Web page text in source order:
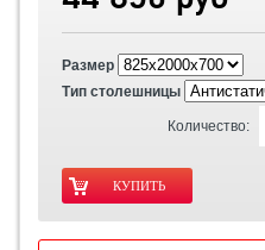
Размер
Тип столешницы
Количество: